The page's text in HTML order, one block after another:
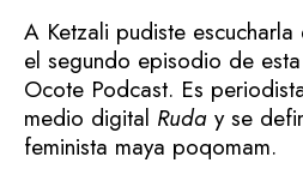
A Ketzali pudiste escucharla
el segundo episodio de
Ocote Podcast. Es
medio digital Ruda y se
feminista maya poqomam.